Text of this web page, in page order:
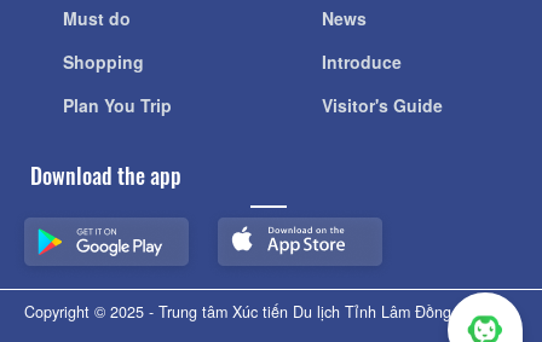
Must do
Shopping
Plan You Trip
News
Introduce
Visitor's Guide
Download the app
Copyright © 2025 - Trung tâm Xúc tiến Du lịch Tỉnh Lâm Đồng